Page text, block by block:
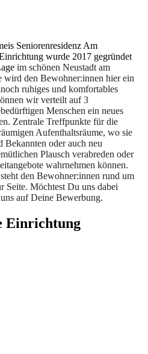
Seniorenresidenz Am
wurde 2017 gegründet
im schönen Neustadt am
wird den Bewohner:innen hier ein
ruhiges und komfortables
wir verteilt auf 3
Menschen ein neues
Zentrale Treffpunkte für die
Aufenthaltsräume, wo sie
oder auch neu
Plausch verabreden oder
wahrnehmen können.
den Bewohner:innen rund um
Seite. Möchtest Du uns dabei
auf Deine Bewerbung.
Einrichtung